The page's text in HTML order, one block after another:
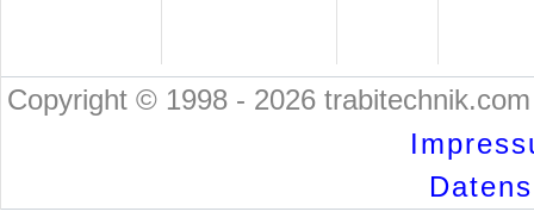
Copyright © 1998 - 2026